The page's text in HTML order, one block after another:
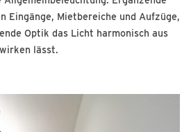
Eingänge, Mietbereiche und Aufzüge,
Optik das Licht harmonisch aus
lässt.